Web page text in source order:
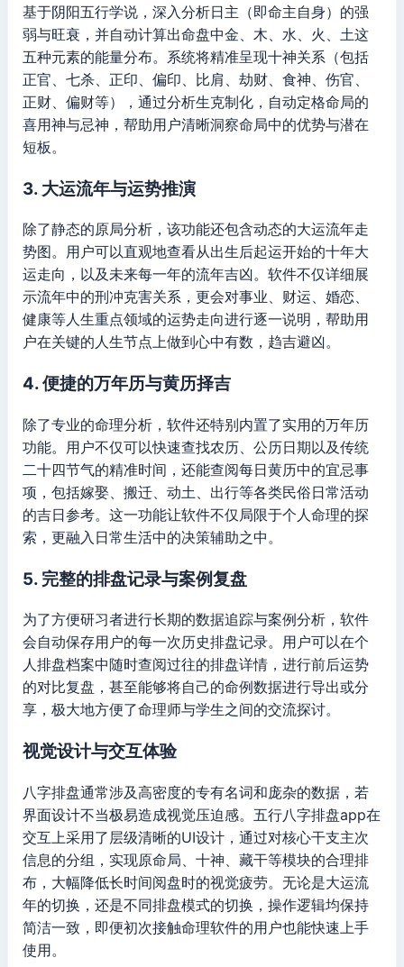
基于阴阳五行学说，深入分析日主（即命主自身）的强
弱与旺衰，并自动计算出命盘中金、木、水、火、土这
五种元素的能量分布。系统将精准呈现十神关系（包括
正官、七杀、正印、偏印、比肩、劫财、食神、伤官、
正财、偏财等），通过分析生克制化，自动定格命局的
喜用神与忌神，帮助用户清晰洞察命局中的优势与潜在
短板。
3. 大运流年与运势推演
除了静态的原局分析，该功能还包含动态的大运流年走
势图。用户可以直观地查看从出生后起运开始的十年大
运走向，以及未来每一年的流年吉凶。软件不仅详细展
示流年中的刑冲克害关系，更会对事业、财运、婚恋、
健康等人生重点领域的运势走向进行逐一说明，帮助用
户在关键的人生节点上做到心中有数，趋吉避凶。
4. 便捷的万年历与黄历择吉
除了专业的命理分析，软件还特别内置了实用的万年历
功能。用户不仅可以快速查找农历、公历日期以及传统
二十四节气的精准时间，还能查阅每日黄历中的宜忌事
项，包括嫁娶、搬迁、动土、出行等各类民俗日常活动
的吉日参考。这一功能让软件不仅局限于个人命理的探
索，更融入日常生活中的决策辅助之中。
5. 完整的排盘记录与案例复盘
为了方便研习者进行长期的数据追踪与案例分析，软件
会自动保存用户的每一次历史排盘记录。用户可以在个
人排盘档案中随时查阅过往的排盘详情，进行前后运势
的对比复盘，甚至能够将自己的命例数据进行导出或分
享，极大地方便了命理师与学生之间的交流探讨。
视觉设计与交互体验
八字排盘通常涉及高密度的专有名词和庞杂的数据，若
界面设计不当极易造成视觉压迫感。五行八字排盘app在
交互上采用了层级清晰的UI设计，通过对核心干支主次
信息的分组，实现原命局、十神、藏干等模块的合理排
布，大幅降低长时间阅盘时的视觉疲劳。无论是大运流
年的切换，还是不同排盘模式的切换，操作逻辑均保持
简洁一致，即便初次接触命理软件的用户也能快速上手
使用。